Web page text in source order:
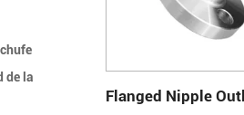
de la
Flanged Nipple